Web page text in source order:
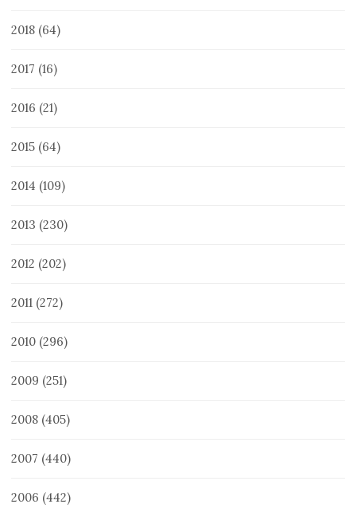
2018 (64)
2017 (16)
2016 (21)
2015 (64)
2014 (109)
2013 (230)
2012 (202)
2011 (272)
2010 (296)
2009 (251)
2008 (405)
2007 (440)
2006 (442)